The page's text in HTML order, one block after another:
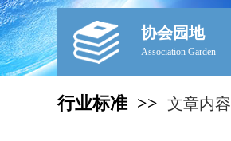
协会园地
Association Garden
行业标准 >> 文章内容